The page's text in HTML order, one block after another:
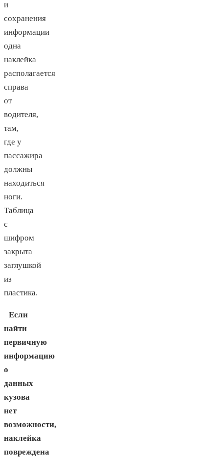
и
сохранения
информации
одна
наклейка
располагается
справа
от
водителя,
там,
где у
пассажира
должны
находиться
ноги.
Таблица
с
шифром
закрыта
заглушкой
из
пластика.
Если
найти
первичную
информацию
о
данных
кузова
нет
возможности,
наклейка
повреждена